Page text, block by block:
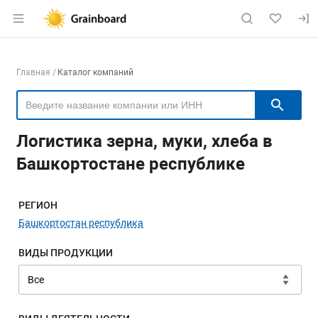
Раздел навигации по сайту
Навигация по компаниям
Главная Каталог компаний
Логистика зерна, муки, хлеба в
Башкортостане республике
Меню навигации
РЕГИОН
Башкортостан республика
ВИДЫ ПРОДУКЦИИ